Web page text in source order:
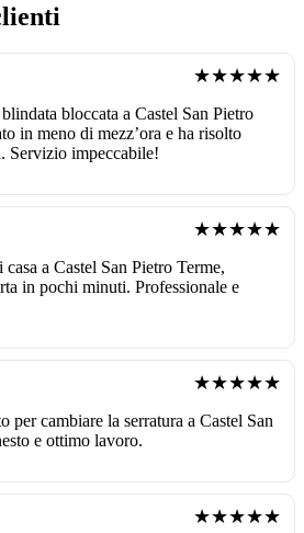
★★★★★
bloccata a Castel San Pietro
in meno di mezz’ora e ha risolto
Servizio impeccabile!
★★★★★
a Castel San Pietro Terme,
in pochi minuti. Professionale e
★★★★★
per cambiare la serratura a Castel San
e ottimo lavoro.
★★★★★